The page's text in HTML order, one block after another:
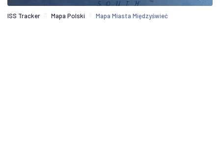
ISS Tracker Mapa Polski Mapa Miasta Międzyświeć